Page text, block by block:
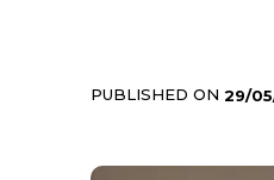
PUBLISHED ON 29/